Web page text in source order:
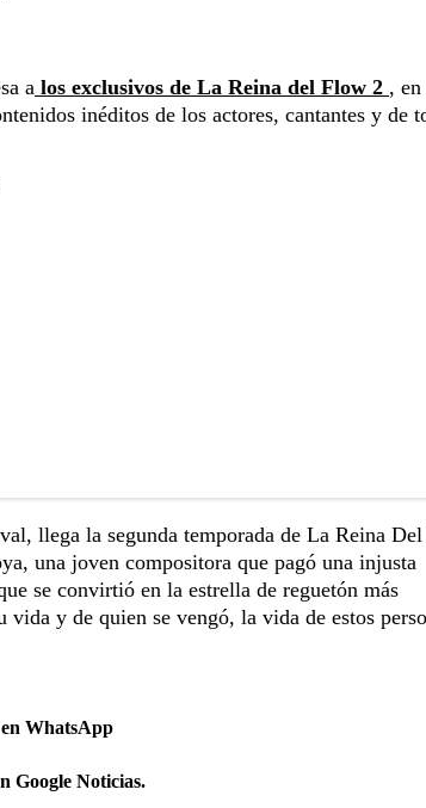
a los exclusivos de La Reina del Flow 2 ,
inéditos de los actores, cantantes y de
llega la segunda temporada de La Reina
una joven compositora que pagó una injusta
se convirtió en la estrella de reguetón más
y de quien se vengó, la vida de estos
WhatsApp
Google Noticias.